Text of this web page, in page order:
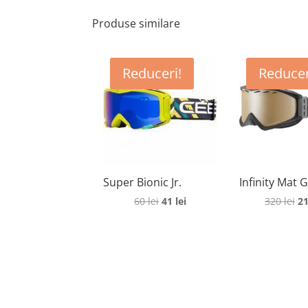
Produse similare
Reduceri!
Super Bionic Jr.
60leiPrețul
41 leiPrețul
Infinity Mat
320lei